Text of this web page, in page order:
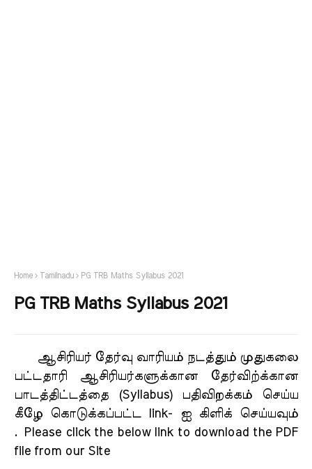
Home Tamilnadu PG TRB Maths Syllabus 2021
PG TRB Maths Syllabus 2021
ஆசிரியர் தேர்வு வாரியம் நடத்தும் முதுகலை
பட்டதாரி ஆசிரியர்களுக்கான தேர்விற்க்கான
பாடத்திட்டத்தை (Syllabus) பதிவிறக்கம் செய்ய
கீழே கொடுக்கப்பட்ட link- ஐ கிளிக் செய்யவும்
. Please click the below link to download the PDF
file from our Site